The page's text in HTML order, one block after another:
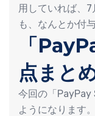
用していれば、
も、なんとか付
「
点まと
今回の「PayPay
ようになります。